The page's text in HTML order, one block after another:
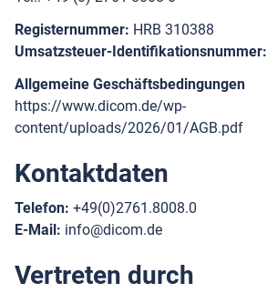
Registernummer: HRB 310388
Umsatzsteuer-Identifikationsnummer:
Allgemeine Geschäftsbedingungen
https://www.dicom.de/wp-
content/uploads/2026/01/AGB.pdf
Kontaktdaten
Telefon: +49(0)2761.8008.0
E-Mail: info@dicom.de
Vertreten durch